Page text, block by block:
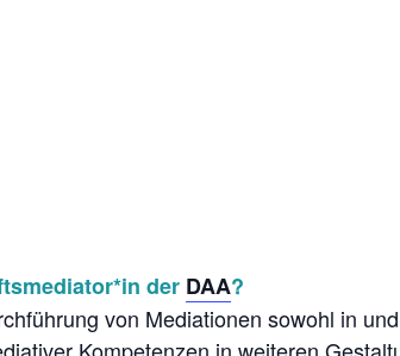
der DAA?
von Mediationen sowohl in und
Kompetenzen in weiteren